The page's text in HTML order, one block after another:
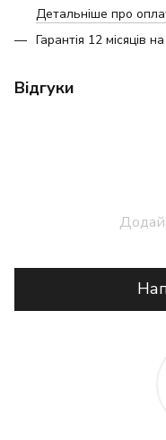
Детальніше про
Гарантія 12 місяців
Відгуки